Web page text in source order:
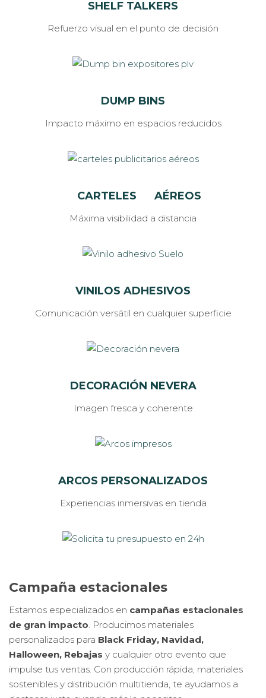
SHELF TALKERS
Refuerzo visual en el punto de decisión
DUMP BINS
Impacto máximo en espacios reducidos
CARTELES AÉREOS
Máxima visibilidad a distancia
VINILOS ADHESIVOS
Comunicación versátil en cualquier superficie
DECORACIÓN NEVERA
Imagen fresca y coherente
ARCOS PERSONALIZADOS
Experiencias inmersivas en tienda
Campaña estacionales
Estamos especializados en campañas estacionales
de gran impacto . Producimos materiales
personalizados para Black Friday, Navidad,
Halloween, Rebajas y cualquier otro evento que
impulse tus ventas. Con producción rápida, materiales
sostenibles y distribución multitienda, te ayudamos a